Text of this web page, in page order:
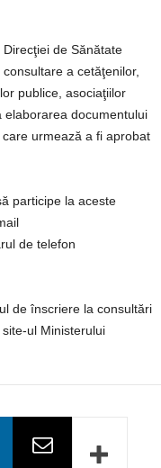
de Sănătate
a cetăţenilor,
publice, asociaţiilor
elaborarea documentului
urmează a fi aprobat
participe la aceste
de telefon
de înscriere la consultări
ul Ministerului